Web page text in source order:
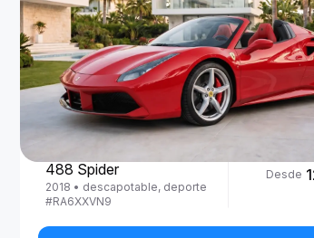
488 Spider
2018 • descapotable, deporte
#RA6XXVN9
Desde